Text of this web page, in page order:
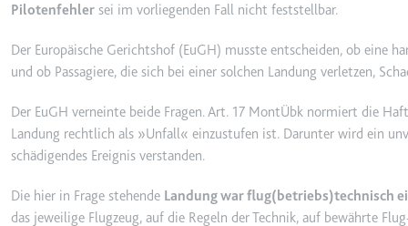
Typ:
HTTP-
_gcl_ls
Anbieter:
Verfolgt
der
Ablauf:
Beständig
Pilotenfehler sei im vorliegenden Fall nicht feststellbar.
Der Europäische Gerichtshof (EuGH) musste entscheiden, ob eine
und ob Passagiere, die sich bei einer solchen Landung verletzen,
Der EuGH verneinte beide Fragen. Art. 17 MontÜbk normiert die
Landung rechtlich als »Unfall« einzustufen ist. Darunter wird ein
schädigendes Ereignis verstanden.
Die hier in Frage stehende Landung war flug(betriebs)technisch
das jeweilige Flugzeug, auf die Regeln der Technik, auf bewährte